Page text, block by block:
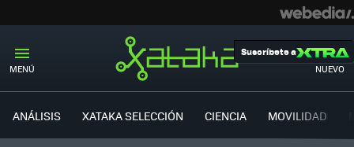
MENÚ NUEVO
Suscríbete a
ANÁLISIS XATAKA SELECCIÓN CIENCIA MOVILIDAD